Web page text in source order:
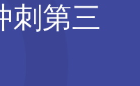
刺第三